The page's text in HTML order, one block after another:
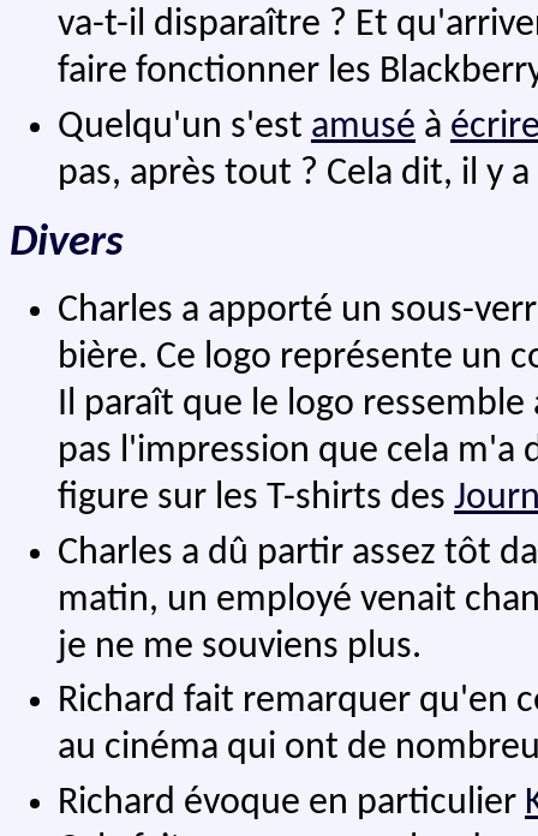
va-t-il disparaître ? Et
faire fonctionner les
Quelqu'un s'est amusé à
pas, après tout ? Cela dit, il y
Divers
Charles a apporté un sous-
bière. Ce logo représente un
Il paraît que le logo
pas l'impression que cela m'a
figure sur les T-shirts des
Charles a dû partir assez tôt
matin, un employé venait
je ne me souviens plus.
Richard fait remarquer qu'en
au cinéma qui ont de
Richard évoque en particulier